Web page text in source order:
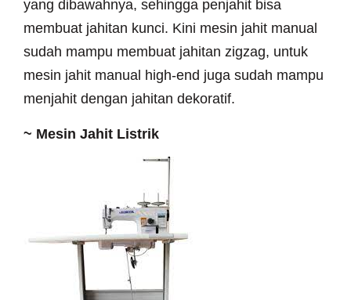
yang dibawahnya, sehingga penjahit bisa
membuat jahitan kunci. Kini mesin jahit manual
sudah mampu membuat jahitan zigzag, untuk
mesin jahit manual high-end juga sudah mampu
menjahit dengan jahitan dekoratif.
~ Mesin Jahit Listrik